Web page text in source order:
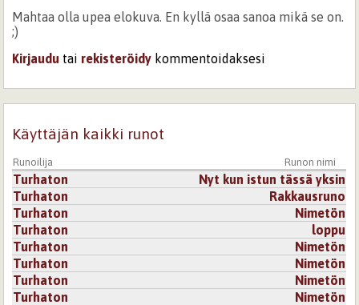
Mahtaa olla upea elokuva. En kyllä osaa sanoa mikä se on.
;)
Kirjaudu tai rekisteröidy kommentoidaksesi
Käyttäjän kaikki runot
Runoilija Runon nimi
Turhaton
Nyt kun istun tässä yksin
Turhaton
Rakkausruno
Turhaton
Nimetön
Turhaton
loppu
Turhaton
Nimetön
Turhaton
Nimetön
Turhaton
Nimetön
Turhaton
Nimetön